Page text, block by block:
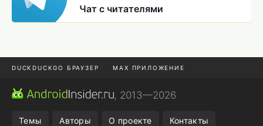
Чат с читателями
DUCKDUCKGO БРАУЗЕР MAX ПРИЛОЖЕНИЕ
ПРИЛОЖЕНИЯ ANDROID
, 2013—2026
Темы Авторы О проекте Контакты